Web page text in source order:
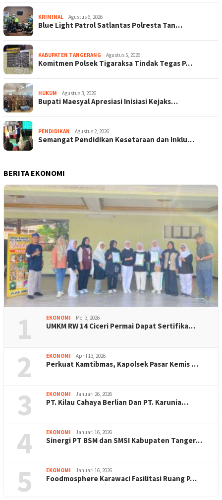
KRIMINAL Agustus 6, 2026
Blue Light Patrol Satlantas Polresta Tan…
KABUPATEN TANGERANG Agustus 5, 2026
Komitmen Polsek Tigaraksa Tindak Tegas P…
HUKUM Agustus 3, 2026
Bupati Maesyal Apresiasi Inisiasi Kejaks…
PENDIDIKAN Agustus 2, 2026
Semangat Pendidikan Kesetaraan dan Inklu…
BERITA EKONOMI
1 EKONOMI Mei 3, 2026
UMKM RW 14 Ciceri Permai Dapat Sertifika…
2 EKONOMI April 13, 2026
Perkuat Kamtibmas, Kapolsek Pasar Kemis …
3 EKONOMI Januari 26, 2026
PT. Kilau Cahaya Berlian Dan PT. Karunia…
4 EKONOMI Januari 16, 2026
Sinergi PT BSM dan SMSI Kabupaten Tanger…
5 EKONOMI Januari 16, 2026
Foodmosphere Karawaci Fasilitasi Ruang P…